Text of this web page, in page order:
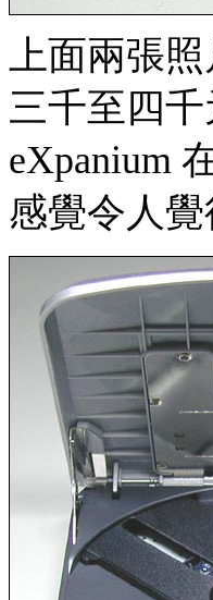
上面兩張
三千至四
eXpanium
感覺令人